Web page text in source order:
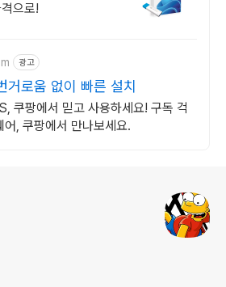
으로!
광고
로움 없이 빠른 설치
쿠팡에서 믿고 사용하세요! 구독 걱
, 쿠팡에서 만나보세요.